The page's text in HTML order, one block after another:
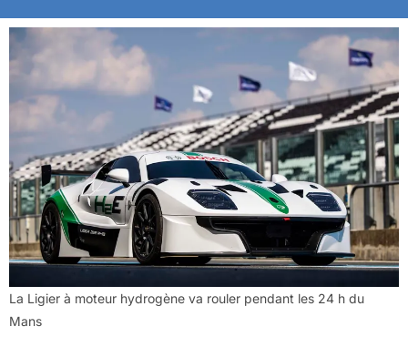
La Ligier à moteur hydrogène va rouler pendant les 24 h du
Mans